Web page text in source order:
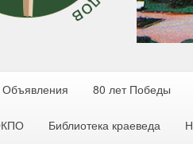
Объявления 80 лет Победы
Библиотека краеведа